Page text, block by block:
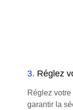
3. Réglez
Réglez
garantir la